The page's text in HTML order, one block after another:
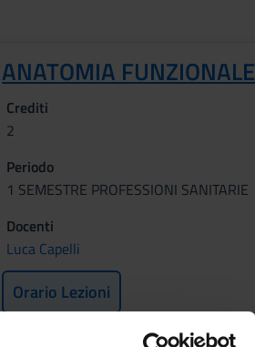
ANATOMIA FUNZIONALE
Crediti
2
Periodo
1 SEMESTRE PROFESSIONI SANITARIE
Docenti
Luca Capelli
Orario Lezioni